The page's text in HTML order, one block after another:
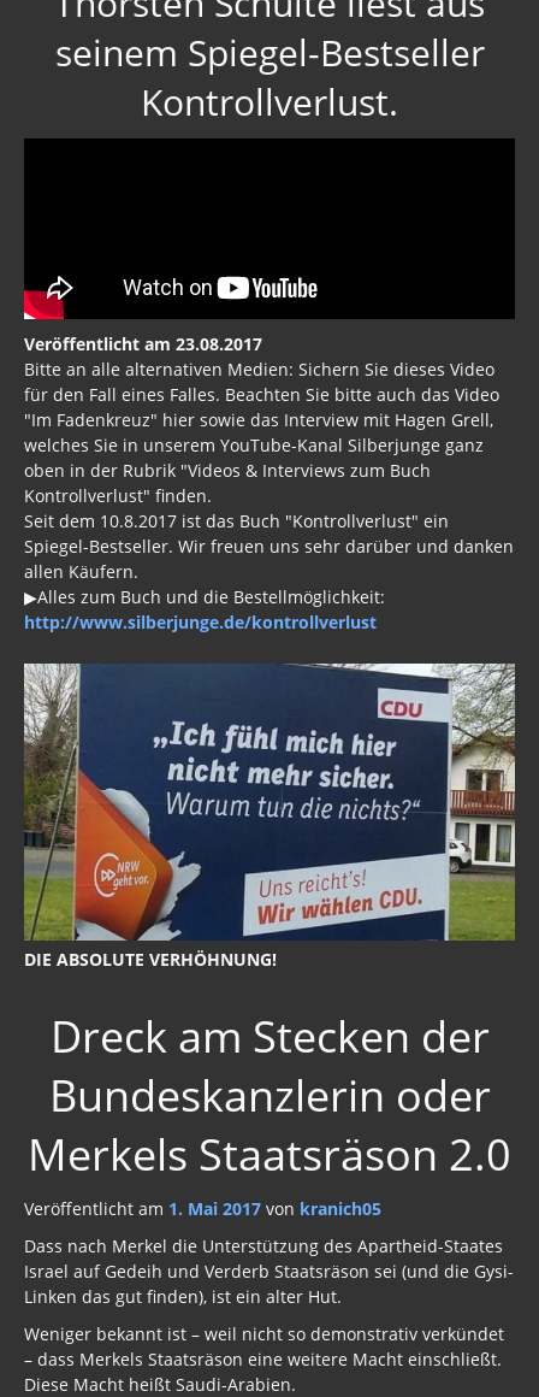
seinem Spiegel-Bestseller
Kontrollverlust.
Veröffentlicht am 23.08.2017
Bitte an alle alternativen Medien: Sichern Sie dieses Video
für den Fall eines Falles. Beachten Sie bitte auch das Video
"Im Fadenkreuz" hier sowie das Interview mit Hagen Grell,
welches Sie in unserem YouTube-Kanal Silberjunge ganz
oben in der Rubrik "Videos & Interviews zum Buch
Kontrollverlust" finden.
Seit dem 10.8.2017 ist das Buch "Kontrollverlust" ein
Spiegel-Bestseller. Wir freuen uns sehr darüber und danken
allen Käufern.
▶Alles zum Buch und die Bestellmöglichkeit:
http://www.silberjunge.de/kontrollverlust
DIE ABSOLUTE VERHÖHNUNG!
Dreck am Stecken der
Bundeskanzlerin oder
Merkels Staatsräson 2.0
Veröffentlicht am 1. Mai 2017 von kranich05
Dass nach Merkel die Unterstützung des Apartheid-Staates
Israel auf Gedeih und Verderb Staatsräson sei (und die Gysi-
Linken das gut finden), ist ein alter Hut.
Weniger bekannt ist – weil nicht so demonstrativ verkündet
– dass Merkels Staatsräson eine weitere Macht einschließt.
Diese Macht heißt Saudi-Arabien.